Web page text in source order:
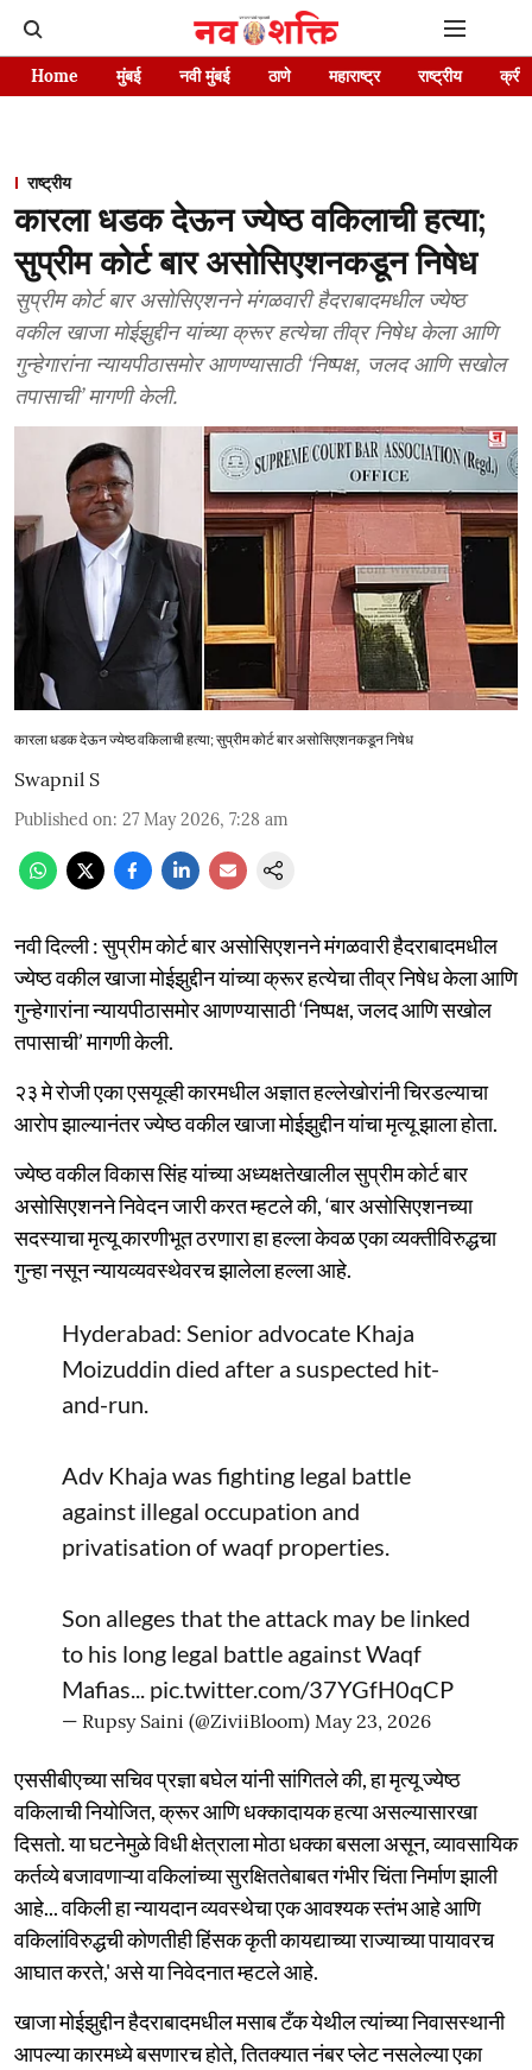
Home मुंबई नवी मुंबई ठाणे महाराष्ट्र राष्ट्रीय
राष्ट्रीय
कारला धडक देऊन ज्येष्ठ वकिलाची हत्या;
सुप्रीम कोर्ट बार असोसिएशनकडून निषेध
सुप्रीम कोर्ट बार असोसिएशनने मंगळवारी हैदराबादमधील ज्येष्ठ
वकील खाजा मोईझुद्दीन यांच्या क्रूर हत्येचा तीव्र निषेध केला आणि
गुन्हेगारांना न्यायपीठासमोर आणण्यासाठी ‘निष्पक्ष, जलद आणि सखोल
तपासाची’ मागणी केली.
कारला धडक देऊन ज्येष्ठ वकिलाची हत्या; सुप्रीम कोर्ट बार असोसिएशनकडून निषेध
Swapnil S
Published on: 27 May 2026, 7:28 am
नवी दिल्ली : सुप्रीम कोर्ट बार असोसिएशनने मंगळवारी हैदराबादमधील
ज्येष्ठ वकील खाजा मोईझुद्दीन यांच्या क्रूर हत्येचा तीव्र निषेध केला आणि
गुन्हेगारांना न्यायपीठासमोर आणण्यासाठी ‘निष्पक्ष, जलद आणि सखोल
तपासाची’ मागणी केली.
२३ मे रोजी एका एसयूव्ही कारमधील अज्ञात हल्लेखोरांनी चिरडल्याचा
आरोप झाल्यानंतर ज्येष्ठ वकील खाजा मोईझुद्दीन यांचा मृत्यू झाला होता.
ज्येष्ठ वकील विकास सिंह यांच्या अध्यक्षतेखालील सुप्रीम कोर्ट बार
असोसिएशनने निवेदन जारी करत म्हटले की, ‘बार असोसिएशनच्या
सदस्याचा मृत्यू कारणीभूत ठरणारा हा हल्ला केवळ एका व्यक्तीविरुद्धचा
गुन्हा नसून न्यायव्यवस्थेवरच झालेला हल्ला आहे.
Hyderabad: Senior advocate Khaja
Moizuddin died after a suspected hit-
and-run.
Adv Khaja was fighting legal battle
against illegal occupation and
privatisation of waqf properties.
Son alleges that the attack may be linked
to his long legal battle against Waqf
Mafias... pic.twitter.com/37YGfH0qCP
— Rupsy Saini (@ZiviiBloom) May 23, 2026
एससीबीएच्या सचिव प्रज्ञा बघेल यांनी सांगितले की, हा मृत्यू ज्येष्ठ
वकिलाची नियोजित, क्रूर आणि धक्कादायक हत्या असल्यासारखा
दिसतो. या घटनेमुळे विधी क्षेत्राला मोठा धक्का बसला असून, व्यावसायिक
कर्तव्ये बजावणाऱ्या वकिलांच्या सुरक्षिततेबाबत गंभीर चिंता निर्माण झाली
आहे... वकिली हा न्यायदान व्यवस्थेचा एक आवश्यक स्तंभ आहे आणि
वकिलांविरुद्धची कोणतीही हिंसक कृती कायद्याच्या राज्याच्या पायावरच
आघात करते,' असे या निवेदनात म्हटले आहे.
खाजा मोईझुद्दीन हैदराबादमधील मसाब टँक येथील त्यांच्या निवासस्थानी
आपल्या कारमध्ये बसणारच होते, तितक्यात नंबर प्लेट नसलेल्या एका